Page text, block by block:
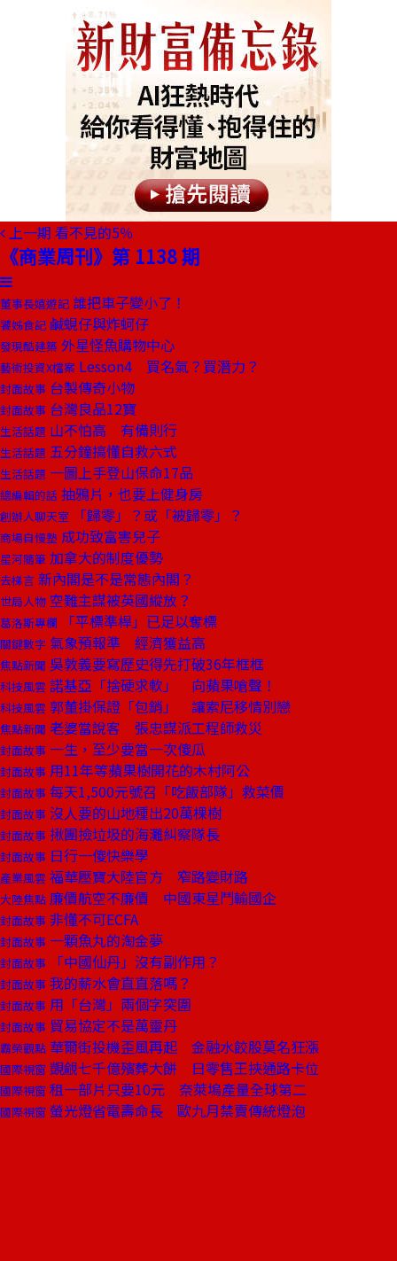
上一期 看不見的5％
《商業周刊》第 1138 期
董事長嬉遊記 誰把車子變小了！
饕姊食記 鹹蜆仔與炸蚵仔
發現酷建築 外星怪魚購物中心
藝術投資X檔案 Lesson4 買名氣？買潛力？
封面故事 台製傳奇小物
封面故事 台灣良品12寶
生活話題 山不怕高 有備則行
生活話題 五分鐘搞懂自救六式
生活話題 一圖上手登山保命17品
總編輯的話 抽鴉片，也要上健身房
創辦人聊天室 「歸零」？或「被歸零」？
商場自慢塾 成功致富害兒子
星河隨筆 加拿大的制度優勢
去梯言 新內閣是不是常態內閣？
世局人物 空難主謀被英國縱放？
葛洛斯專欄 「平標準桿」已足以奪標
關鍵數字 氣象預報準 經濟獲益高
焦點新聞 吳敦義要寫歷史得先打破36年框框
科技風雲 諾基亞「捨硬求軟」 向蘋果嗆聲！
科技風雲 郭董掛保證「包銷」 讓索尼移情別戀
焦點新聞 老婆當說客 張忠謀派工程師救災
封面故事 一生，至少要當一次傻瓜
封面故事 用11年等蘋果樹開花的木村阿公
封面故事 每天1,500元號召「吃飯部隊」救菜價
封面故事 沒人要的山地種出20萬棵樹
封面故事 揪團撿垃圾的海灘糾察隊長
封面故事 日行一傻快樂學
產業風雲 福華壓寶大陸官方 窄路變財路
大陸焦點 廉價航空不廉價 中國東星鬥輸國企
封面故事 非懂不可ECFA
封面故事 一顆魚丸的淘金夢
封面故事 「中國仙丹」沒有副作用？
封面故事 我的薪水會直直落嗎？
封面故事 用「台灣」兩個字突圍
封面故事 貿易協定不是萬靈丹
霸榮觀點 華爾街投機歪風再起 金融水餃股莫名狂漲
國際視窗 覬覦七千億殯葬大餅 日零售王挾通路卡位
國際視窗 租一部片只要10元 奈萊塢產量全球第二
國際視窗 螢光燈省電壽命長 歐九月禁賣傳統燈泡